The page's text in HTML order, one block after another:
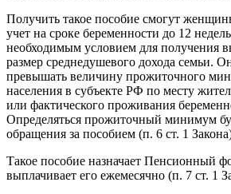
Получить такое пособие смогут
учет на сроке беременности до 12
необходимым условием для получения
размер среднедушевого дохода семьи.
превышать величину прожиточного
населения в субъекте РФ по месту
или фактического проживания
Определяться прожиточный минимум
обращения за пособием (п. 6 ст. 1
Такое пособие назначает Пенсионный
выплачивает его ежемесячно (п. 7 ст. 1